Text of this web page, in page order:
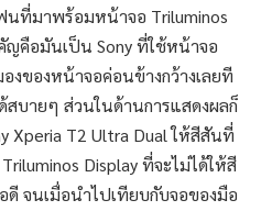
นที่มาพร้อมหน้าจอ Triluminos
คือมันเป็น Sony ที่ใช้หน้าจอ
งของหน้าจอค่อนข้างกว้างเลยที
สบายๆ ส่วนในด้านการแสดงผลก็
Xperia T2 Ultra Dual ให้สีสันที่
Display ที่จะไม่ได้ให้สี
ดี จนเมื่อนำไปเทียบกับจอของมือ